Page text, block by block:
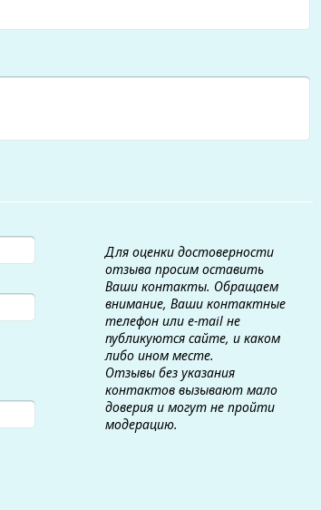
Для оценки достоверности
отзыва просим оставить
Ваши контакты. Обращаем
внимание, Ваши контактные
телефон или e-mail не
публикуются сайте, и каком
либо ином месте.
Отзывы без указания
контактов вызывают мало
доверия и могут не пройти
модерацию.